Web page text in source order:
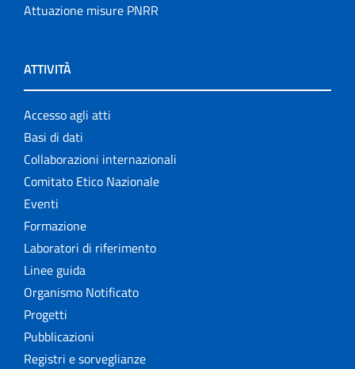
Attuazione misure PNRR
ATTIVITÀ
Accesso agli atti
Basi di dati
Collaborazioni internazionali
Comitato Etico Nazionale
Eventi
Formazione
Laboratori di riferimento
Linee guida
Organismo Notificato
Progetti
Pubblicazioni
Registri e sorveglianze